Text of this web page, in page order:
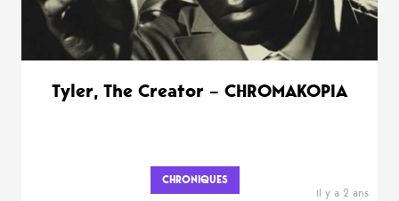
Tyler, The Creator – CHROMAKOPIA
CHRONIQUES
il y a 2 ans